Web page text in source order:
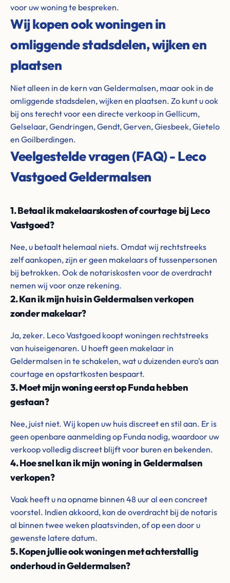
voor uw woning te bespreken.
Wij kopen ook woningen in
omliggende stadsdelen, wijken en
plaatsen
Niet alleen in de kern van Geldermalsen, maar ook in de
omliggende stadsdelen, wijken en plaatsen. Zo kunt u ook
bij ons terecht voor een directe verkoop in Gellicum,
Gelselaar, Gendringen, Gendt, Gerven, Giesbeek, Gietelo
en Goilberdingen.
Veelgestelde vragen (FAQ) - Leco
Vastgoed Geldermalsen
1. Betaal ik makelaarskosten of courtage bij Leco
Vastgoed?
Nee, u betaalt helemaal niets. Omdat wij rechtstreeks
zelf aankopen, zijn er geen makelaars of tussenpersonen
bij betrokken. Ook de notariskosten voor de overdracht
nemen wij voor onze rekening.
2. Kan ik mijn huis in Geldermalsen verkopen
zonder makelaar?
Ja, zeker. Leco Vastgoed koopt woningen rechtstreeks
van huiseigenaren. U hoeft geen makelaar in
Geldermalsen in te schakelen, wat u duizenden euro's aan
courtage en opstartkosten bespaart.
3. Moet mijn woning eerst op Funda hebben
gestaan?
Nee, juist niet. Wij kopen uw huis discreet en stil aan. Er is
geen openbare aanmelding op Funda nodig, waardoor uw
verkoop volledig discreet blijft voor buren en bekenden.
4. Hoe snel kan ik mijn woning in Geldermalsen
verkopen?
Vaak heeft u na opname binnen 48 uur al een concreet
voorstel. Indien akkoord, kan de overdracht bij de notaris
al binnen twee weken plaatsvinden, of op een door u
gewenste latere datum.
5. Kopen jullie ook woningen met achterstallig
onderhoud in Geldermalsen?